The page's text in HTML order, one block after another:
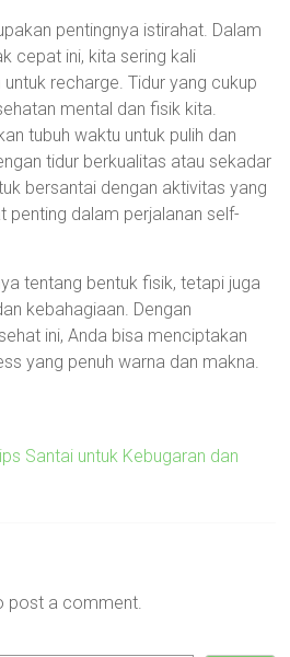
pentingnya istirahat. Dalam
cepat ini, kita sering kali
recharge. Tidur yang cukup
mental dan fisik kita.
tubuh waktu untuk pulih dan
tidur berkualitas atau sekadar
bersantai dengan aktivitas yang
penting dalam perjalanan self-
tentang bentuk fisik, tetapi juga
kebahagiaan. Dengan
ini, Anda bisa menciptakan
yang penuh warna dan makna.
Santai untuk Kebugaran dan
post a comment.